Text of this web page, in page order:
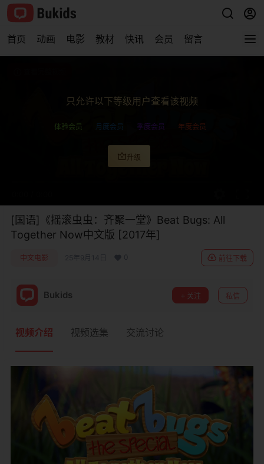
首页 动画 电影 教材 快讯 会员 留言
只允许以下等级用户查看该视频
体验会员 月度会员 季度会员 年度会员
升级
[国语]《摇滚虫虫：齐聚一堂》Beat Bugs: All
Together Now中文版 [2017年]
中文电影 25年9月14日 前往下载
Bukids 关注 私信
视频介绍 视频选集 交流讨论